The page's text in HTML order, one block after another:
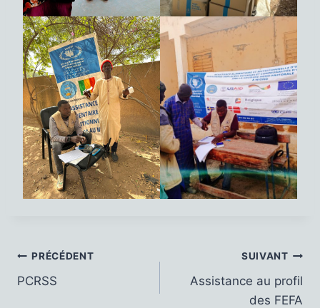
Navigation
de
PRÉCÉDENT
PCRSS
SUIVANT
Assistance au profil
des FEFA